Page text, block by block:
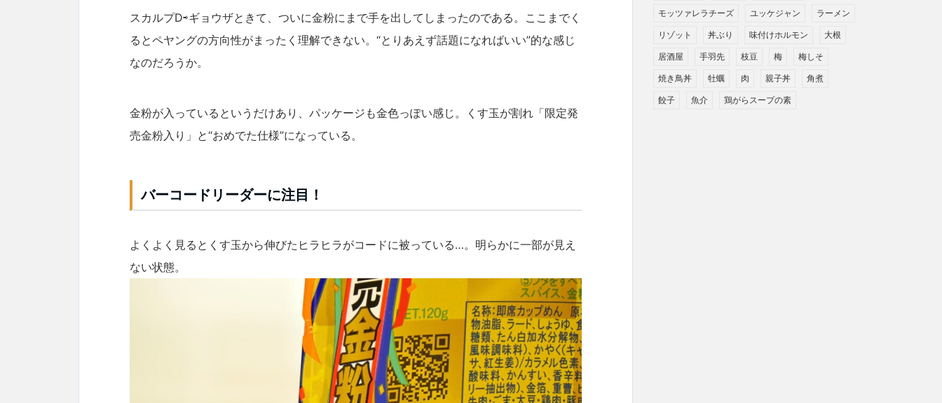
スカルプD⇨ギョウザときて、ついに金粉にまで手を出してしまったのである。ここまでく
るとペヤングの方向性がまったく理解できない。“とりあえず話題になればいい”的な感じ
なのだろうか。
金粉が入っているというだけあり、パッケージも金色っぽい感じ。くす玉が割れ「限定発
売金粉入り」と“おめでた仕様”になっている。
バーコードリーダーに注目！
よくよく見るとくす玉から伸びたヒラヒラがコードに被っている…。明らかに一部が見え
ない状態。
モッツァレラチーズ ユッケジャン ラーメン
リゾット 丼ぶり 味付けホルモン 大根
居酒屋 手羽先 枝豆 梅 梅しそ
焼き鳥丼 牡蠣 肉 親子丼 角煮
餃子 魚介 鶏がらスープの素